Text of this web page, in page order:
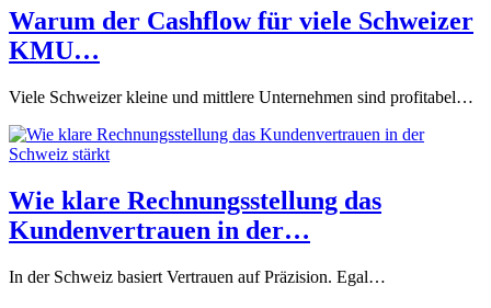
Warum der Cashflow für viele Schweizer
KMU…
Viele Schweizer kleine und mittlere Unternehmen sind profitabel…
Wie klare Rechnungsstellung das
Kundenvertrauen in der…
In der Schweiz basiert Vertrauen auf Präzision. Egal…